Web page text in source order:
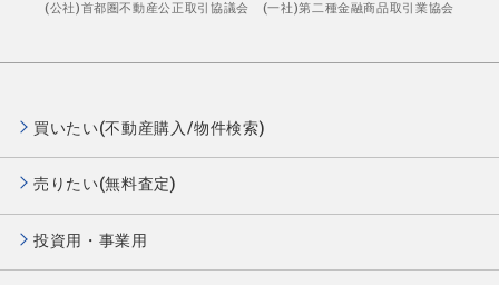
(公社)首都圏不動産公正取引協議会 (一社)第二種金融商品取引業協会
買いたい(不動産購入/物件検索)
売りたい(無料査定)
投資用・事業用